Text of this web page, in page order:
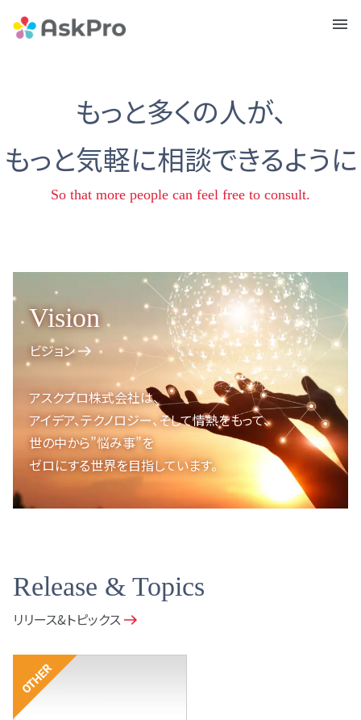
もっと多くの人が、
もっと気軽に相談できるように
So that more people can feel free to consult.
Vision
ビジョン
アスクプロ株式会社は、
アイデア、テクノロジー、そして情熱をもって、
世の中から”悩み事”を
ゼロにする世界を目指しています。
Release & Topics
リリース&トピックス